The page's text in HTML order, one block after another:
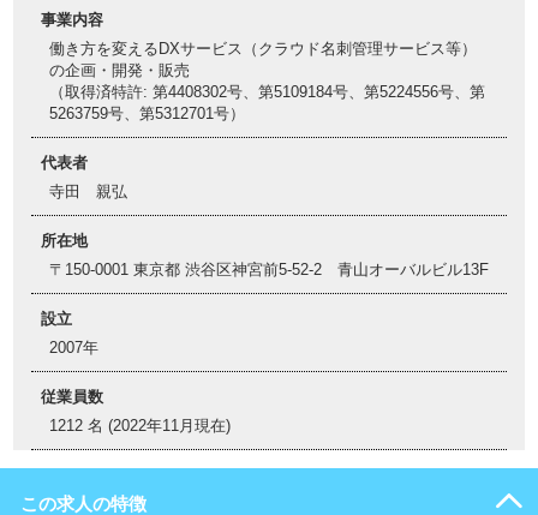
事業内容
働き方を変えるDXサービス（クラウド名刺管理サービス等）
の企画・開発・販売
（取得済特許: 第4408302号、第5109184号、第5224556号、第
5263759号、第5312701号）
代表者
寺田 親弘
所在地
〒150-0001 東京都 渋谷区神宮前5-52-2 青山オーバルビル13F
設立
2007年
従業員数
1212 名 (2022年11月現在)
この求人の特徴